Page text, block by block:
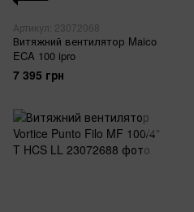
Артикул: 23072068
Витяжний вентилятор Maico
ECA 100 ipro
7 395 грн